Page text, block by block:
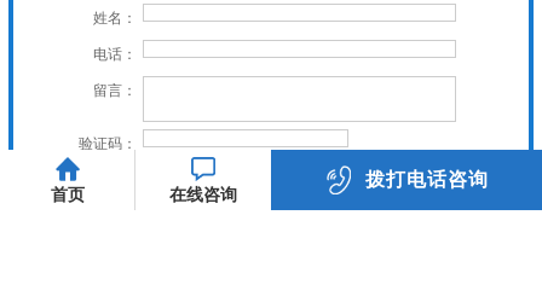
姓名：
电话：
留言：
验证码：
立即提交
首页 在线咨询
拨打电话咨询